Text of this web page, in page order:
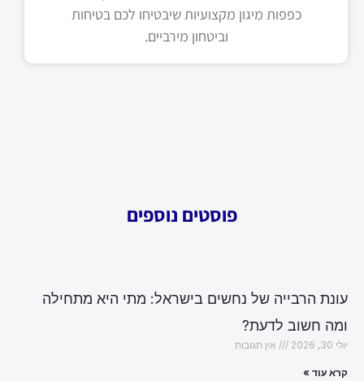
כפפות מיגון מקצועיות שיבטיחו לכם בטיחות
וביטחון מירביים.
פוסטים נוספים
עונת הרבייה של נחשים בישראל: מתי היא מתחילה
ומה חשוב לדעת?
יולי 30, 2026 אין תגובות
קרא עוד »